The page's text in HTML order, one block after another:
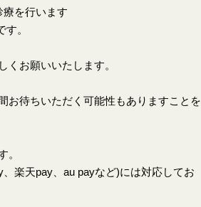
を行います
。
くお願いいたします。
お待ちいただく可能性もありますことを
。
楽天pay、au payなど)には対応してお